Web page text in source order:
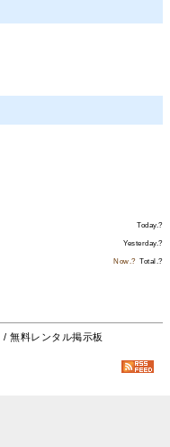
Today.?
Yesterday.?
Now.? Total.?
/ 無料レンタル掲示板